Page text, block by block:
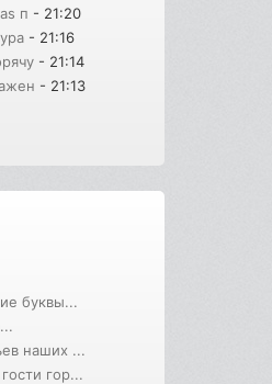
п - 21:20
- 21:16
- 21:14
- 21:13
буквы...
наших ...
гор...